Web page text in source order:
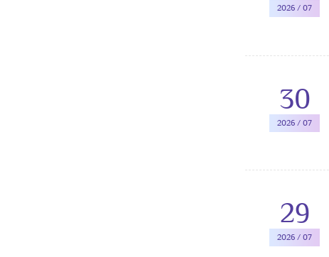
2026 / 07
30
2026 / 07
29
2026 / 07